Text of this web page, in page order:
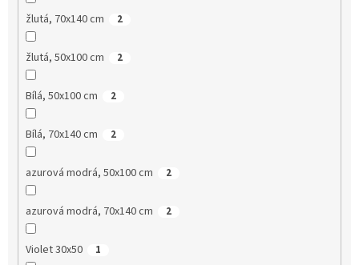
žlutá, 70x140 cm 2
žlutá, 50x100 cm 2
Bílá, 50x100 cm 2
Bílá, 70x140 cm 2
azurová modrá, 50x100 cm 2
azurová modrá, 70x140 cm 2
Violet 30x50 1